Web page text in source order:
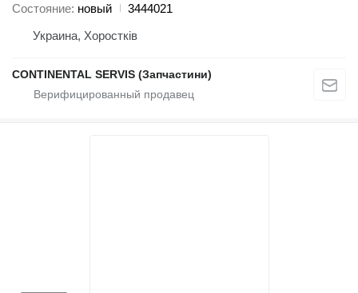
Состояние новый
3444021
Украина, Хоростків
CONTINENTAL SERVIS (Запчастини)